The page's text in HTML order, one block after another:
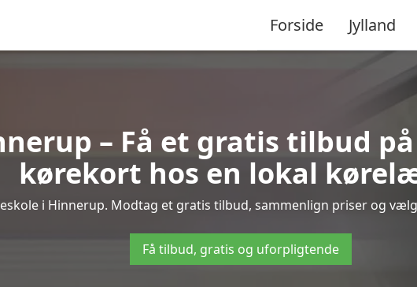
Forside Jylland
– Få et gratis tilbud
kørekort hos en lokal
i Hinnerup. Modtag et gratis tilbud, sammenlign priser og
Få tilbud, gratis og uforpligtende